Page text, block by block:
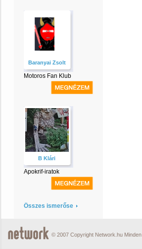
Baranyai Zsolt
Motoros Fan Klub
B Klári
Apokrif-iratok
Összes ismerőse
© 2007 Copyright Network.hu Minden